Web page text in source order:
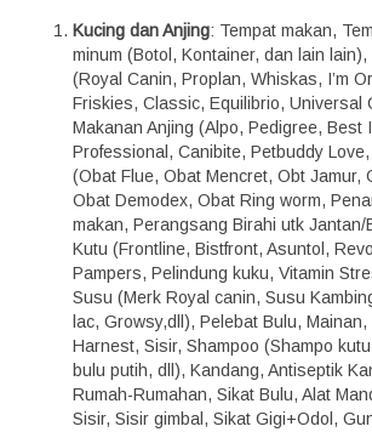
Kucing dan Anjing: Tempat makan,
minum (Botol, Kontainer, dan lain
(Royal Canin, Proplan, Whiskas, I’m
Friskies, Classic, Equilibrio, Universal
Makanan Anjing (Alpo, Pedigree, Best
Professional, Canibite, Petbuddy
(Obat Flue, Obat Mencret, Obt Jamur,
Obat Demodex, Obat Ring worm,
makan, Perangsang Birahi utk Jantan/
Kutu (Frontline, Bistfront, Asuntol,
Pampers, Pelindung kuku, Vitamin
Susu (Merk Royal canin, Susu
lac, Growsy,dll), Pelebat Bulu, Mainan,
Harnest, Sisir, Shampoo (Shampo
bulu putih, dll), Kandang, Antiseptik
Rumah-Rumahan, Sikat Bulu, Alat
Sisir, Sisir gimbal, Sikat Gigi+Odol,